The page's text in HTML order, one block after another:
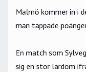
Malmö kommer in i
man tappade
En match som
sig en stor lärdom